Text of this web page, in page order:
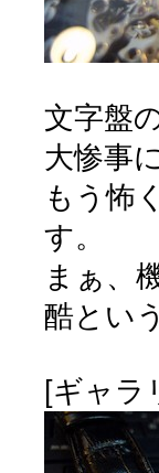
文字盤
大惨事
もう怖
す。
まぁ、
酷とい
[ギャラ